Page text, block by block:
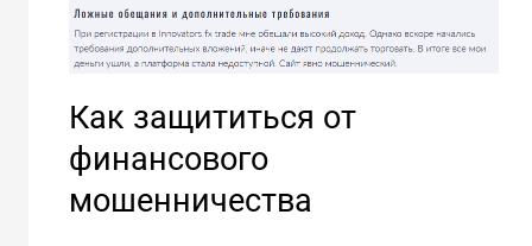
Как защититься от
финансового
мошенничества